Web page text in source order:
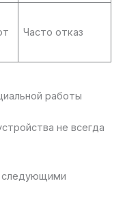
Часто отказ
работы
не всегда
следующими